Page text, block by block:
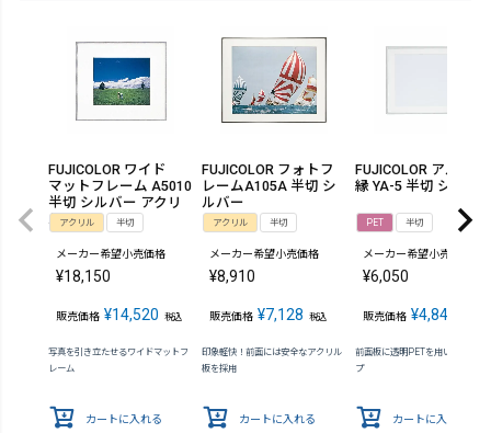
FUJICOLOR ワイド
マットフレーム A5010
半切 シルバー アクリ
ルアクリル 半切
メーカー希望小売価格
¥18,150
販売価格 ¥14,520 税込
写真を引き立たせるワイドマットフ
レーム
カートに入れる
FUJICOLOR フォトフ
レームA105A 半切 シ
ルバー
アクリル 半切
メーカー希望小売価格
¥8,910
販売価格 ¥7,128 税込
印象軽快！前面には安全なアクリル
板を採用
カートに入れる
FUJICOLOR アルミ額
縁 YA-5 半切 シルバ
PET 半切
メーカー希望小売価格
¥6,050
販売価格 ¥4,840
前面板に透明PETを用いた軽量タ
プ
カートに入れる